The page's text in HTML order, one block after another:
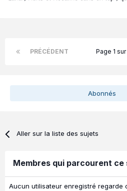
PRÉCÉDENT Page 1
Abonnés
Aller sur la liste des sujets
Membres qui parcourent
Aucun utilisateur enregistré regarde